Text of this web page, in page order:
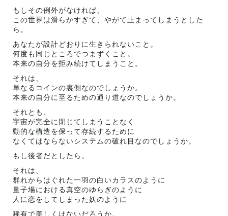
もしその例外がなければ、
この世界は滑らかすぎて、やがて止まってしまうとした
ら。
あなたが設計どおりに生きられないこと。
何度も同じところでつまずくこと。
本来の自分を拒み続けてしまうこと。
それは、
単なるコインの裏側なのでしょうか。
本来の自分に至るための通り道なのでしょうか。
それとも、
宇宙が完全に閉じてしまうことなく
動的な構造を保って存続するために
なくてはならないシステムの破れ目なのでしょうか。
もし後者だとしたら。
それは、
群れからはぐれた一羽の白いカラスのように
量子場における真空のゆらぎのように
人に恋をしてしまった妖のように
稀有で美しくはないだろうか。